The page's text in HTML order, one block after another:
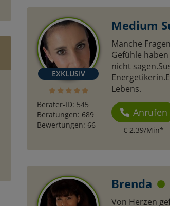
absolute Nummer 1. Eine klare
Empfehlung von mir – ruft sie
einfach an, dann wisst ihr
genau, was ich meine. ❤️
Berater-ID: 545
Beratungen: 689
Bewertungen: 66
Medium
Manche
Gefühle
nicht
Lebens.
Anrufen
€ 2,39/Min*
Brenda
Von Herzen